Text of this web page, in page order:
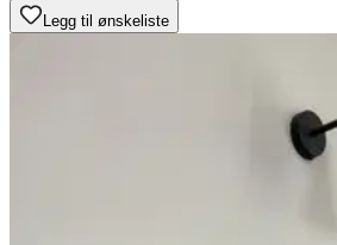
Legg til ønskeliste